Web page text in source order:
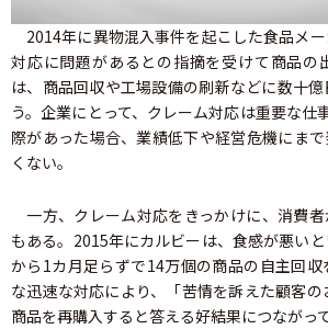
2014年に異物混入事件を起こした食品メ
対応に問題があるとの指摘を受けて商品の
は、商品回収や工場設備の刷新などに数十
う。企業にとって、クレーム対応は重要な仕
際があった場合、業績低下や経営危機にま
くない。
一方、クレーム対応をきっかけに、消費
もある。2015年にカルビーは、食感が悪い
から1カ月足らずで14万個の商品の自主回
な迅速な対応により、「苦情を訴えた顧客
商品を再購入すると答える好結果につながっ